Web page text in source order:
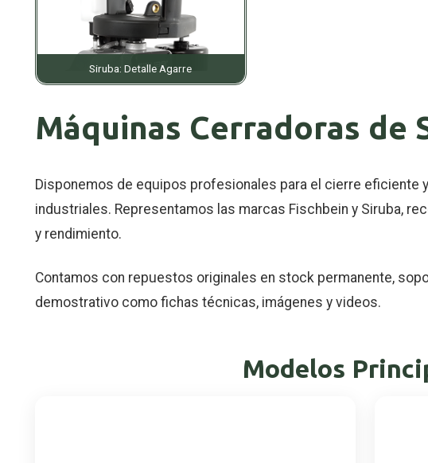
Siruba: Detalle Agarre
Máquinas Cerradoras de
Disponemos de equipos profesionales para el cierre eficiente
industriales. Representamos las marcas Fischbein y Siruba,
y rendimiento.
Contamos con repuestos originales en stock permanente,
demostrativo como fichas técnicas, imágenes y videos.
Modelos